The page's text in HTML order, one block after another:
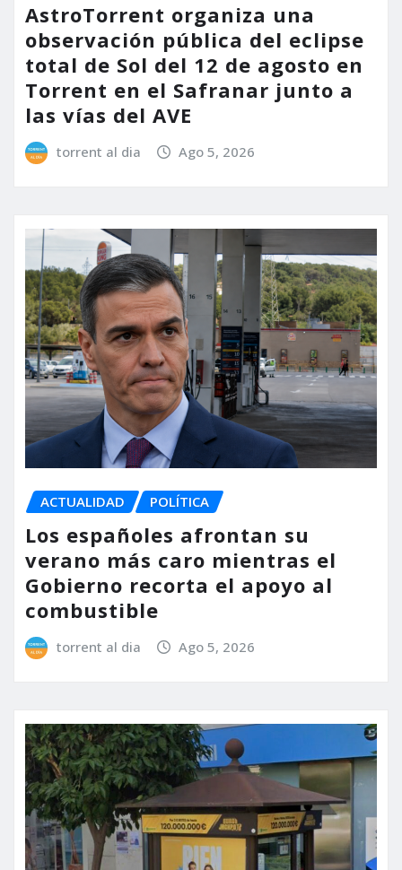
AstroTorrent organiza una
observación pública del eclipse
total de Sol del 12 de agosto en
Torrent en el Safranar junto a
las vías del AVE
torrent al dia Ago 5, 2026
ACTUALIDAD POLÍTICA
Los españoles afrontan su
verano más caro mientras el
Gobierno recorta el apoyo al
combustible
torrent al dia Ago 5, 2026